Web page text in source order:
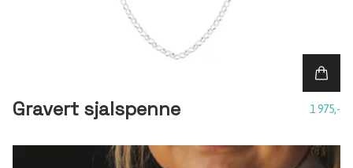
Gravert sjalspenne 1 975,-